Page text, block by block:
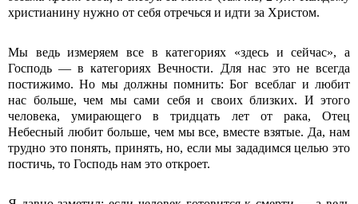
христианину нужно от себя отречься и идти за Христом.
Мы ведь измеряем все в категориях «здесь и сейчас», а
Господь — в категориях Вечности. Для нас это не всегда
постижимо. Но мы должны помнить: Бог всеблаг и любит
нас больше, чем мы сами себя и своих близких. И этого
человека, умирающего в тридцать лет от рака, Отец
Небесный любит больше, чем мы все, вместе взятые. Да, нам
трудно это понять, принять, но, если мы зададимся целью это
постичь, то Господь нам это откроет.